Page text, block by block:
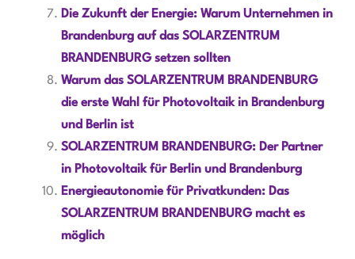
Die Zukunft der Energie: Warum Unternehmen in
Brandenburg auf das SOLARZENTRUM
BRANDENBURG setzen sollten
Warum das SOLARZENTRUM BRANDENBURG
die erste Wahl für Photovoltaik in Brandenburg
und Berlin ist
SOLARZENTRUM BRANDENBURG: Der Partner
in Photovoltaik für Berlin und Brandenburg
Energieautonomie für Privatkunden: Das
SOLARZENTRUM BRANDENBURG macht es
möglich